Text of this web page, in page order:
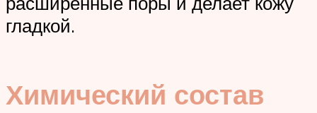
гладкой.
Химический состав